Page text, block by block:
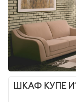
ШКАФ КУПЕ